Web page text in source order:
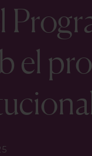
el